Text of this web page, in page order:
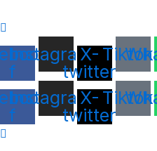
al
contenido
f
Instagram
X-
twitter
Tiktok
f
Instagram
X-
twitter
Tiktok